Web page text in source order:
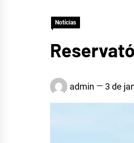
Notícias
admin 3 de